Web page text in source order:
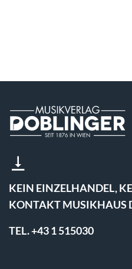
KEIN EINZELHANDEL,
KONTAKT MUSIKHAUS
TEL. +43 1 515030